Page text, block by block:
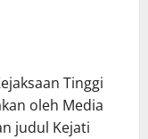
Tinggi
oleh Media
judul Kejati